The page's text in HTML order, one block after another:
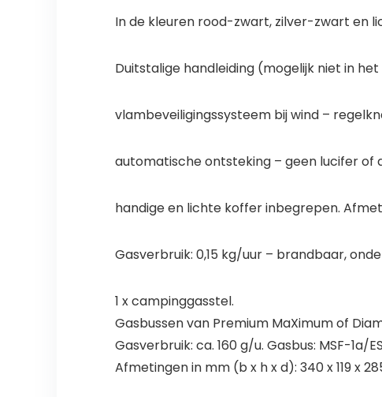
In de kleuren rood-zwart, zilver-zwart en
Duitstalige handleiding (mogelijk niet in
vlambeveiligingssysteem bij wind –
automatische ontsteking – geen lucifer of
handige en lichte koffer inbegrepen.
Gasverbruik: 0,15 kg/uur – brandbaar,
1 x campinggasstel.
Gasbussen van Premium MaXimum of
Gasverbruik: ca. 160 g/u. Gasbus: MSF-1a/
Afmetingen in mm (b x h x d): 340 x 119 x